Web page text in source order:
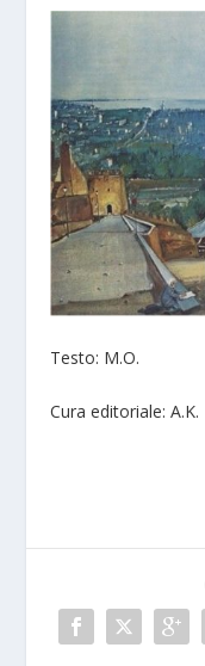
Testo: M.O.
Cura editoriale: A.K.